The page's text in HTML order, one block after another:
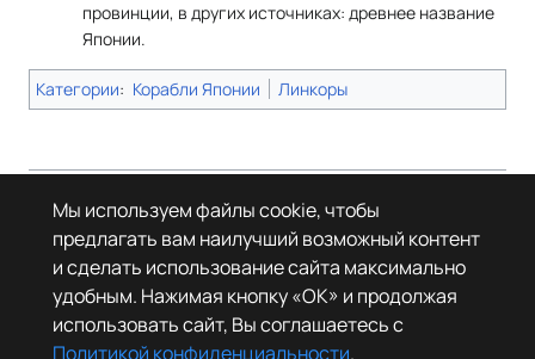
провинции, в других источниках: древнее название
Японии.
Категории: Корабли Японии Линкоры
Страница в последний раз была отредактирована 24 сентября 2025
года в 18:18.
© Леста Игры, 2022–2026. Игры «Мир танков», «Мир кораблей», Tanks
Blitz основаны на интеллектуальной собственности третьих лиц. Все
права на объекты прав третьих лиц принадлежат их законным
правообладателям.
Политика конфиденциальности
О Леста Wiki
Мы используем файлы cookie, чтобы
предлагать вам наилучший возможный контент
и сделать использование сайта максимально
удобным. Нажимая кнопку «OK» и продолжая
использовать сайт, Вы соглашаетесь с
Политикой конфиденциальности.